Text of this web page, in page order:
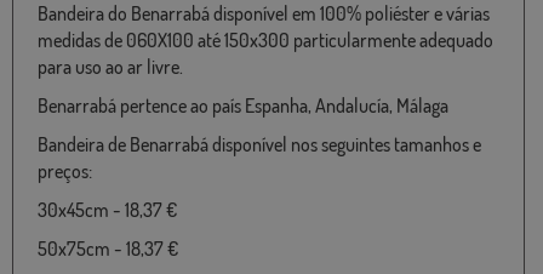
Bandeira do Benarrabá disponível em 100% poliéster e várias
medidas de 060X100 até 150x300 particularmente adequado
para uso ao ar livre.
Benarrabá pertence ao país Espanha, Andalucía, Málaga
Bandeira de Benarrabá disponível nos seguintes tamanhos e
preços:
30x45cm - 18,37 €
50x75cm - 18,37 €